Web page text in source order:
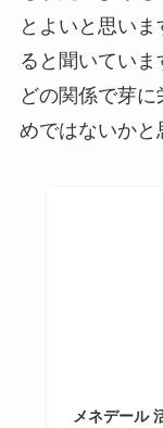
とよいと思い
ると聞いてい
どの関係で芽
めではないかと
メネデール